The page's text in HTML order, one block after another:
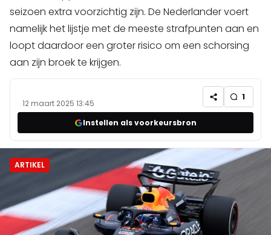
seizoen extra voorzichtig zijn. De Nederlander voert
namelijk het lijstje met de meeste strafpunten aan en
loopt daardoor een groter risico om een schorsing
aan zijn broek te krijgen.
12 maart 2025 13:45
1
Instellen als voorkeursbron
ARTIKEL